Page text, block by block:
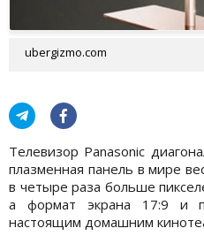
ubergizmo.com
Телевизор Panasonic
плазменная панель в мире
в четыре раза больше
а формат экрана 17:9 и
настоящим домашним